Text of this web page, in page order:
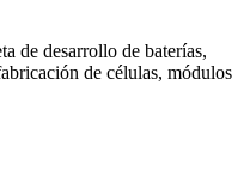
de desarrollo de baterías,
de células, módulos